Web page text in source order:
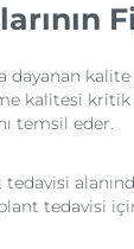
dayanan
kalitesi
temsil eder.
tedavisi